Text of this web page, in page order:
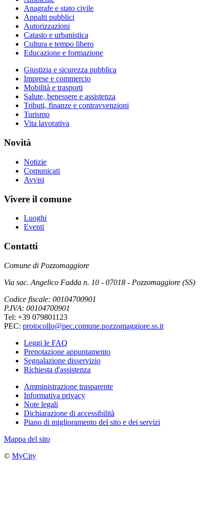
Anagrafe e stato civile
Appalti pubblici
Autorizzazioni
Catasto e urbanistica
Cultura e tempo libero
Educazione e formazione
Giustizia e sicurezza pubblica
Imprese e commercio
Mobilità e trasporti
Salute, benessere e assistenza
Tributi, finanze e contravvenzioni
Turismo
Vita lavorativa
Novità
Notizie
Comunicati
Avvisi
Vivere il comune
Luoghi
Eventi
Contatti
Comune di Pozzomaggiore
Via sac. Angelico Fadda n. 10 - 07018 - Pozzomaggiore (SS)
Codice fiscale: 00104700901
P.IVA: 00104700901
Tel: +39 079801123
PEC: protocollo@pec.comune.pozzomaggiore.ss.it
Leggi le FAQ
Prenotazione appuntamento
Segnalazione disservizio
Richiesta d'assistenza
Amministrazione trasparente
Informativa privacy
Note legali
Dichiarazione di accessibilità
Piano di miglioramento del sito e dei servizi
Mappa del sito
© MyCity